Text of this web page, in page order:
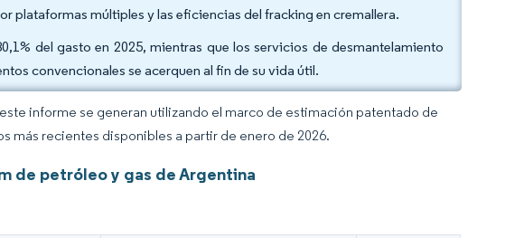
plataformas múltiples y las eficiencias del fracking en cremallera.
del gasto en 2025, mientras que los servicios de desmantelamiento
convencionales se acerquen al fin de su vida útil.
informe se generan utilizando el marco de estimación patentado de
más recientes disponibles a partir de enero de 2026.
de petróleo y gas de Argentina